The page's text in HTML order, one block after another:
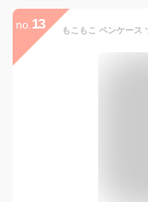
no. 13